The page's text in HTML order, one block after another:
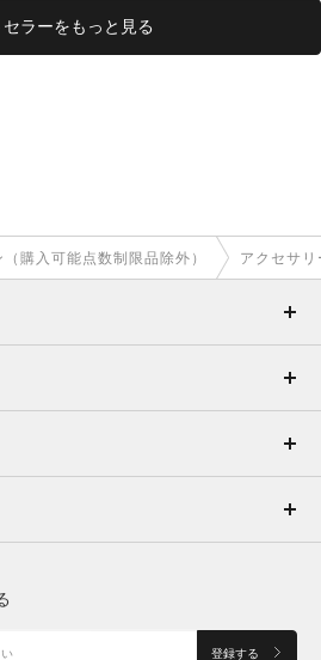
ラーをもっと見る
購入可能点数制限品除外） アクセサリ
登録する